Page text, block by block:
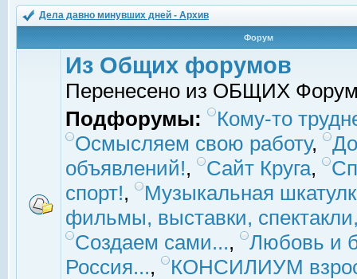
Дела давно минувших дней - Архив
Форум
Из Общих форумов
Перенесено из ОБЩИХ
Подфорумы:
Кому-то
Осмысляем свою работу,
объявлений!, Сайт Круга,
спорт!,
Музыкальная
фильмы, выставки,
Создаем сами...,
Любовь и
Россия...,
КОНСИЛИУМ